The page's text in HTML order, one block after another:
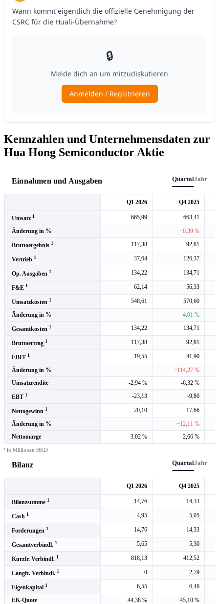
Kennzahlen und Unternehmensdaten zur
Hua Hong Semiconductor Aktie
Einnahmen und Ausgaben QuartalJahr
Q1 2026 Q4 2025
Umsatz 1 665,99
663,41
Änderung in %
−0,39 %
Bruttoergebnis 1 117,38 92,81
Vertrieb 1 37,64 126,37
Op. Ausgaben 1 134,22 134,71
F&E 1 62,14 56,33
Umsatzkosten 1 548,61
570,60
Änderung in %
4,01 %
Gesamtkosten 1 134,22 134,71
Bruttoertrag 1 117,38 92,81
EBIT 1 -19,55
-41,90
Änderung in %
−114,27 %
Umsatzrendite
-2,94 % -6,32 %
EBT 1 -23,13 -9,80
Nettogewinn 1 20,10
17,66
Änderung in %
−12,11 %
Nettomarge
3,02 % 2,66 %
¹ in Millionen HKD
Bilanz QuartalJahr
Q1 2026 Q4 2025
Bilanzsumme 1 14,76 14,33
Cash 1 4,95 5,05
Forderungen 1 14,76 14,33
Gesamtverbindl. 1 5,65 5,30
Kurzfr. Verbindl. 1 818,13 412,52
Langfr. Verbindl. 1 0 2,79
Eigenkapital 1 6,55
6,46
EK-Quote
44,38 % 45,10 %